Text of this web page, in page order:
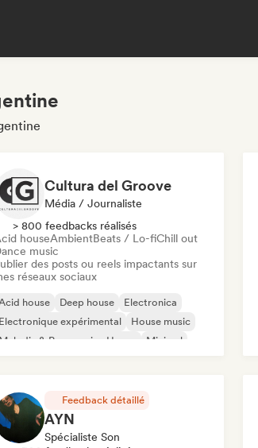
Cultura del Groove
Média / Journaliste
> 800 feedbacks réalisés
houseAmbientBeats / Lo-fiChill out
music
des posts ou reels impactants sur
réseaux sociaux
house Deep house
Electronica
Electronique expérimental
House music
Melodic & Progressive House
Minimal
Feedback détaillé
AYN
Spécialiste Son